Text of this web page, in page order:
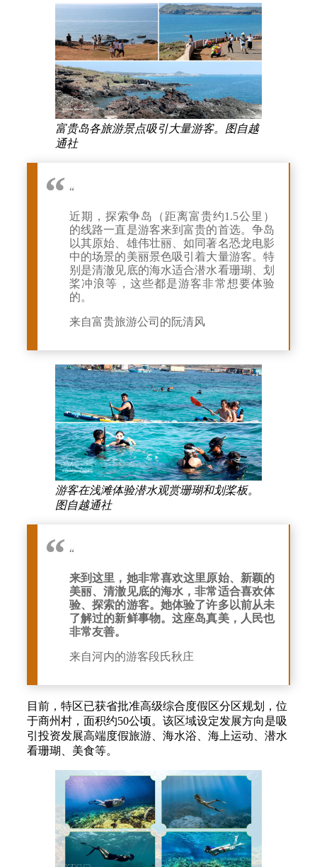
富贵岛各旅游景点吸引大量游客。图自越
通社
“
近期，探索争岛（距离富贵约1.5公里）
的线路一直是游客来到富贵的首选。争岛
以其原始、雄伟壮丽、如同著名恐龙电影
中的场景的美丽景色吸引着大量游客。特
别是清澈见底的海水适合潜水看珊瑚、划
桨冲浪等，这些都是游客非常想要体验
的。
来自富贵旅游公司的阮清风
游客在浅滩体验潜水观赏珊瑚和划桨板。
图自越通社
“
来到这里，她非常喜欢这里原始、新颖的
美丽、清澈见底的海水，非常适合喜欢体
验、探索的游客。她体验了许多以前从未
了解过的新鲜事物。这座岛真美，人民也
非常友善。
来自河内的游客段氏秋庄
目前，特区已获省批准高级综合度假区分区规划，位
于商州村，面积约50公顷。该区域设定发展方向是吸
引投资发展高端度假旅游、海水浴、海上运动、潜水
看珊瑚、美食等。